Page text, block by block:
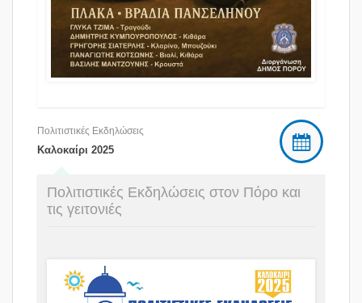
Πολιτιστικές Εκδηλώσεις
Καλοκαίρι 2025
Πολιτιστικές Εκδηλώσεις στον Πόρο και
τις γειτονιές